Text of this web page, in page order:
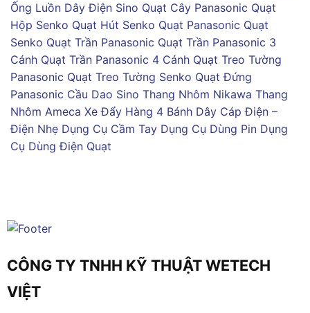
Ống Luồn Dây Điện Sino Quạt Cây Panasonic Quạt
Hộp Senko Quạt Hút Senko Quạt Panasonic Quạt
Senko Quạt Trần Panasonic Quạt Trần Panasonic 3
Cánh Quạt Trần Panasonic 4 Cánh Quạt Treo Tường
Panasonic Quạt Treo Tường Senko Quạt Đứng
Panasonic Cầu Dao Sino Thang Nhôm Nikawa Thang
Nhôm Ameca Xe Đẩy Hàng 4 Bánh Dây Cáp Điện –
Điện Nhẹ Dụng Cụ Cầm Tay Dụng Cụ Dùng Pin Dụng
Cụ Dùng Điện Quạt
CÔNG TY TNHH KỸ THUẬT WETECH
VIỆT